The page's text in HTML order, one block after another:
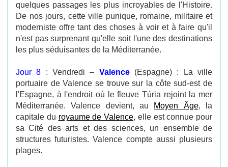
quelques passages les plus incroyables de l'Histoire.
De nos jours, cette ville punique, romaine, militaire et
moderniste offre tant des choses à voir et à faire qu'il
n'est pas surprenant qu'elle soit l'une des destinations
les plus séduisantes de la Méditerranée.
Jour 8 : Vendredi – Valence(Espagne) : La ville
portuaire de Valence se trouve sur la côte sud-est de
l'Espagne, à l'endroit où le fleuve Túria rejoint la mer
Méditerranée. Valence devient, au Moyen Âge, la
capitale du royaume de Valence, elle est connue pour
sa Cité des arts et des sciences, un ensemble de
structures futuristes. Valence compte aussi plusieurs
plages.